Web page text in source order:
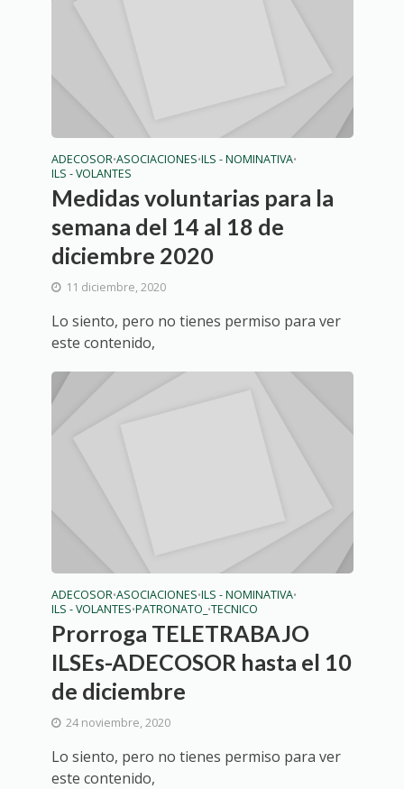
ADECOSOR•ASOCIACIONES•ILS - NOMINATIVA•
ILS - VOLANTES
Medidas voluntarias para la
semana del 14 al 18 de
diciembre 2020
11 diciembre, 2020
Lo siento, pero no tienes permiso para ver
este contenido,
ADECOSOR•ASOCIACIONES•ILS - NOMINATIVA•
ILS - VOLANTES•PATRONATO_ •TECNICO
Prorroga TELETRABAJO
ILSEs-ADECOSOR hasta el 10
de diciembre
24 noviembre, 2020
Lo siento, pero no tienes permiso para ver
este contenido,